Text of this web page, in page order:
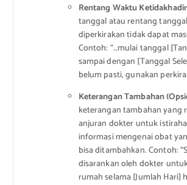
Rentang Waktu
tanggal atau rentang
diperkirakan tidak dapat
Contoh: “…mulai tanggal
sampai dengan [Tanggal
belum pasti, gunakan
Keterangan Tambahan
keterangan tambahan yang
anjuran dokter untuk
informasi mengenai obat
bisa ditambahkan. Contoh:
disarankan oleh dokter
rumah selama [Jumlah Hari]